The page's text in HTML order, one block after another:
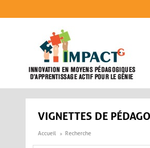
VIGNETTES DE
Accueil Recherche